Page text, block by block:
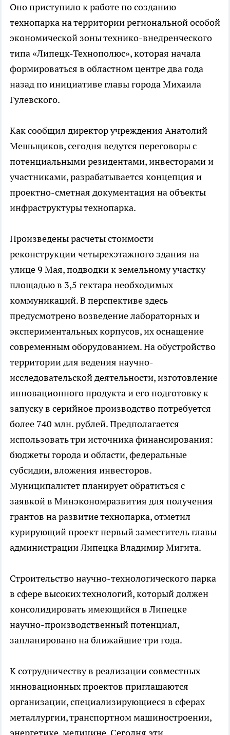
Оно приступило к работе по созданию
технопарка на территории региональной особой
экономической зоны технико-внедренческого
типа «Липецк-Технополюс», которая начала
формироваться в областном центре два года
назад по инициативе главы города Михаила
Гулевского.
Как сообщил директор учреждения Анатолий
Мешьщиков, сегодня ведутся переговоры с
потенциальными резидентами, инвесторами и
участниками, разрабатывается концепция и
проектно-сметная документация на объекты
инфраструктуры технопарка.
Произведены расчеты стоимости
реконструкции четырехэтажного здания на
улице 9 Мая, подводки к земельному участку
площадью в 3,5 гектара необходимых
коммуникаций. В перспективе здесь
предусмотрено возведение лабораторных и
экспериментальных корпусов, их оснащение
современным оборудованием. На обустройство
территории для ведения научно-
исследовательской деятельности, изготовление
инновационного продукта и его подготовку к
запуску в серийное производство потребуется
более 740 млн. рублей. Предполагается
использовать три источника финансирования:
бюджеты города и области, федеральные
субсидии, вложения инвесторов.
Муниципалитет планирует обратиться с
заявкой в Минэкономразвития для получения
грантов на развитие технопарка, отметил
курирующий проект первый заместитель главы
администрации Липецка Владимир Мигита.
Строительство научно-технологического парка
в сфере высоких технологий, который должен
консолидировать имеющийся в Липецке
научно-производственный потенциал,
запланировано на ближайшие три года.
К сотрудничеству в реализации совместных
инновационных проектов приглашаются
организации, специализирующиеся в сферах
металлургии, транспортном машиностроении,
энергетике, медицине. Сегодня эти